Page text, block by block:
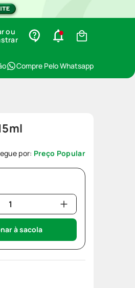
ou
Compre Pelo Whatsapp
por: Preço Popular
à sacola